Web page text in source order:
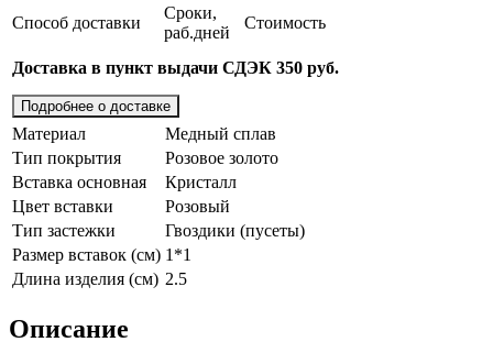
Способ доставки
Сроки,
раб.дней
Стоимость
Доставка в пункт выдачи СДЭК 350 руб.
Подробнее о доставке
Материал
Медный сплав
Тип покрытия
Розовое золото
Вставка основная
Кристалл
Цвет вставки
Розовый
Тип застежки
Гвоздики (пусеты)
Размер вставок (см) 1*1
Длина изделия (см) 2.5
Описание